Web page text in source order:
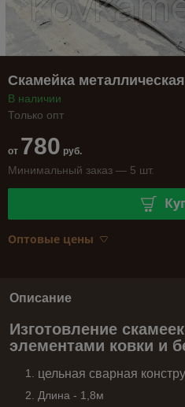
Скамейка
В наличии
Только опт
от 780 руб.
Минимальный заказ — 5 шт.
Оптовые цены
Описание
Изготовление
элементами ковки и
цельная сварная
Длина - 1,8м